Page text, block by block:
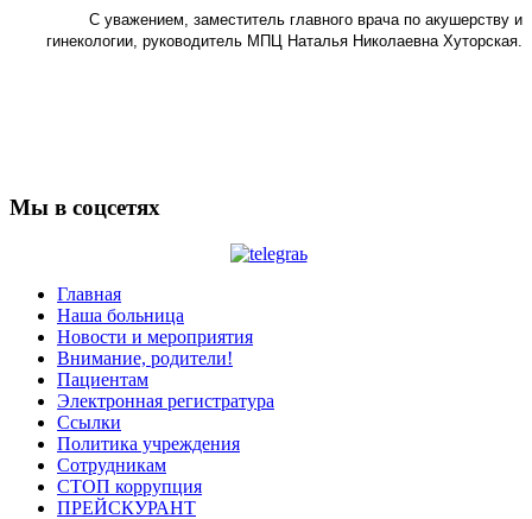
С уважением, заместитель главного врача по акушерству и
гинекологии, руководитель МПЦ Наталья Николаевна Хуторская.
Мы в соцсетях
Главная
Наша больница
Новости и мероприятия
Внимание, родители!
Пациентам
Электронная регистратура
Ссылки
Политика учреждения
Сотрудникам
СТОП коррупция
ПРЕЙСКУРАНТ